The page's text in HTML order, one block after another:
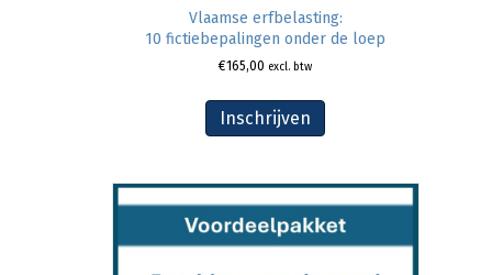
Vlaamse erfbelasting:
10 fictiebepalingen onder de loep
€165,00 excl. btw
Inschrijven